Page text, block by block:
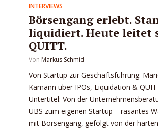
INTERVIEWS
Börsengang erlebt.
liquidiert. Heute leitet
QUITT.
Von Markus Schmid
Von Startup zur Geschäftsführung:
Kamann über IPOs, Liquidation &
Untertitel: Von der
UBS zum eigenen Startup – rasantes
mit Börsengang, gefolgt von der